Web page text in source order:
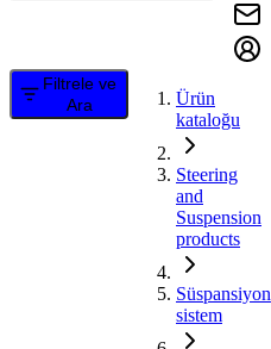
Filtrele ve
Ara
Ürün
kataloğu
Steering
and
Suspension
products
Süspansiyon
sistem